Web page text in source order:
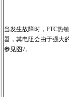
当发生故障时，PTC热
器，其电阻会由于强大
参见图7。